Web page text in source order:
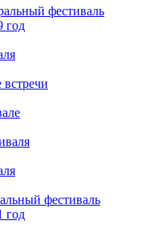
фестиваль
год
фестиваль
год